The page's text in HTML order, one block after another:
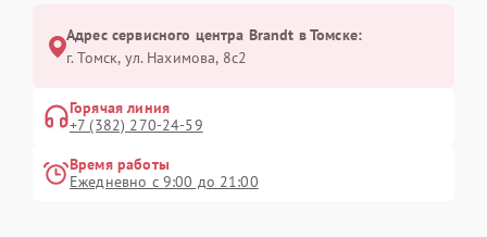
Адрес сервисного центра Brandt в Томске:
г. Томск, ул. Нахимова, 8с2
Горячая линия
+7 (382) 270-24-59
Время работы
Ежедневно с 9:00 до 21:00